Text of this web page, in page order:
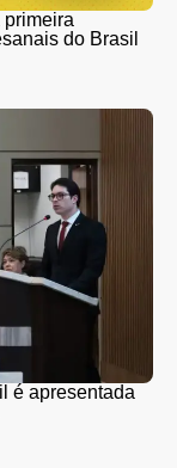
primeira
do Brasil
é apresentada